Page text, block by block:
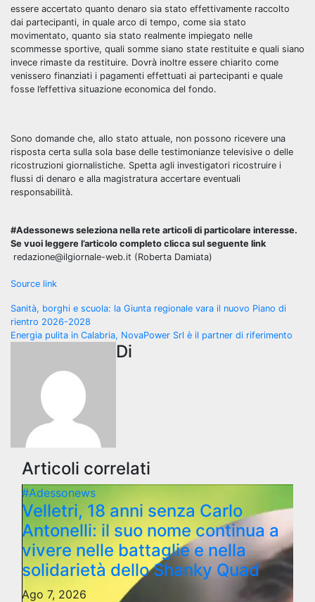
essere accertato quanto denaro sia stato effettivamente raccolto
dai partecipanti, in quale arco di tempo, come sia stato
movimentato, quanto sia stato realmente impiegato nelle
scommesse sportive, quali somme siano state restituite e quali siano
invece rimaste da restituire. Dovrà inoltre essere chiarito come
venissero finanziati i pagamenti effettuati ai partecipanti e quale
fosse l’effettiva situazione economica del fondo.
Sono domande che, allo stato attuale, non possono ricevere una
risposta certa sulla sola base delle testimonianze televisive o delle
ricostruzioni giornalistiche. Spetta agli investigatori ricostruire i
flussi di denaro e alla magistratura accertare eventuali
responsabilità.
#Adessonews seleziona nella rete articoli di particolare interesse.
Se vuoi leggere l’articolo completo clicca sul seguente link
redazione@ilgiornale-web.it (Roberta Damiata)
Source link
Navigazione
articoli
Sanità, borghi e scuola: la Giunta regionale vara il nuovo Piano di
rientro 2026-2028
Energia pulita in Calabria, NovaPower Srl è il partner di riferimento
Di
Articoli correlati
#Adessonews
Velletri, 18 anni senza Carlo
Antonelli: il suo nome continua a
vivere nelle battaglie e nella
solidarietà dello Shanky Quad
Ago 7, 2026